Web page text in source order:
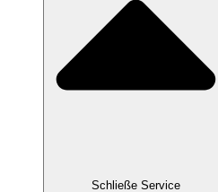
Schließe Service